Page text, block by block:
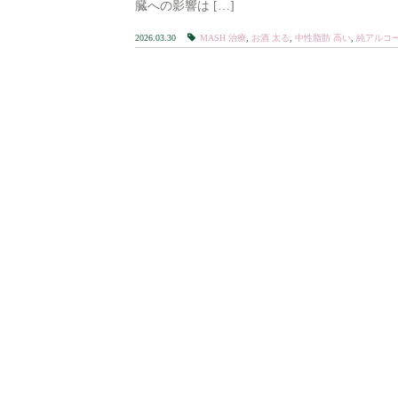
臓への影響は […]
2026.03.30 MASH 治療 お酒 太る 中性脂肪 高い 純アルコ